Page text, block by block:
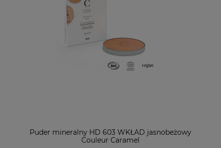
Puder mineralny HD 603 WKŁAD jasnobeżowy
Couleur Caramel